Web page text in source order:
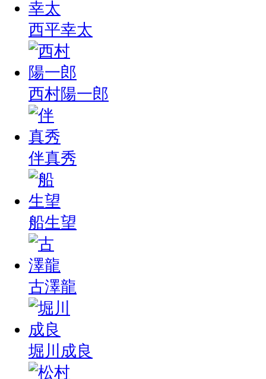
西平幸太
西村陽一郎
伴真秀
船生望
古澤龍
堀川成良